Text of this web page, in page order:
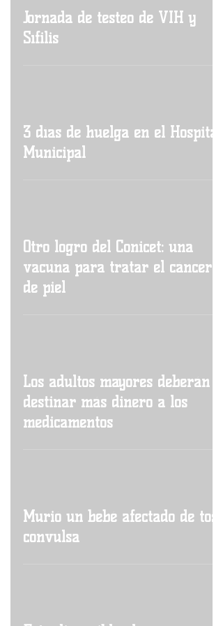
Jornada de testeo de VIH y
Sífilis
3 días de huelga en el Hospital
Municipal
Otro logro del Conicet: una
vacuna para tratar el cáncer
de piel
Los adultos mayores deberán
destinar más dinero a los
medicamentos
Murió un bebé afectado de tos
convulsa